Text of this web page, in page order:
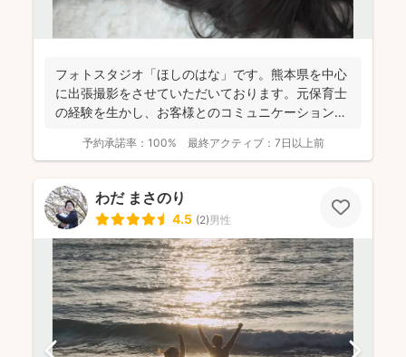
フォトスタジオ「ほしのはな」です。熊本県を中心
に出張撮影をさせていただいております。元保育士
の経験を生かし、お客様とのコミュニケーションを
予約承諾率： 100% 最終アクティブ： 7日以上前
わだ まさのり
4.5 (2)男性